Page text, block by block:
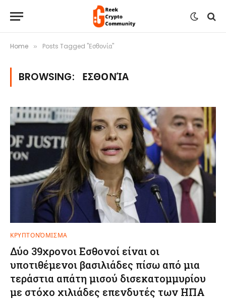
Home » Posts Tagged "Εσθονία"
BROWSING: ΕΣΘΟΝΊΑ
ΚΡΥΠΤΟΝΌΜΙΣΜΑ
Δύο 39χρονοι Εσθονοί είναι οι
υποτιθέμενοι βασιλιάδες πίσω από μια
τεράστια απάτη μισού δισεκατομμυρίου
με στόχο χιλιάδες επενδυτές των ΗΠΑ